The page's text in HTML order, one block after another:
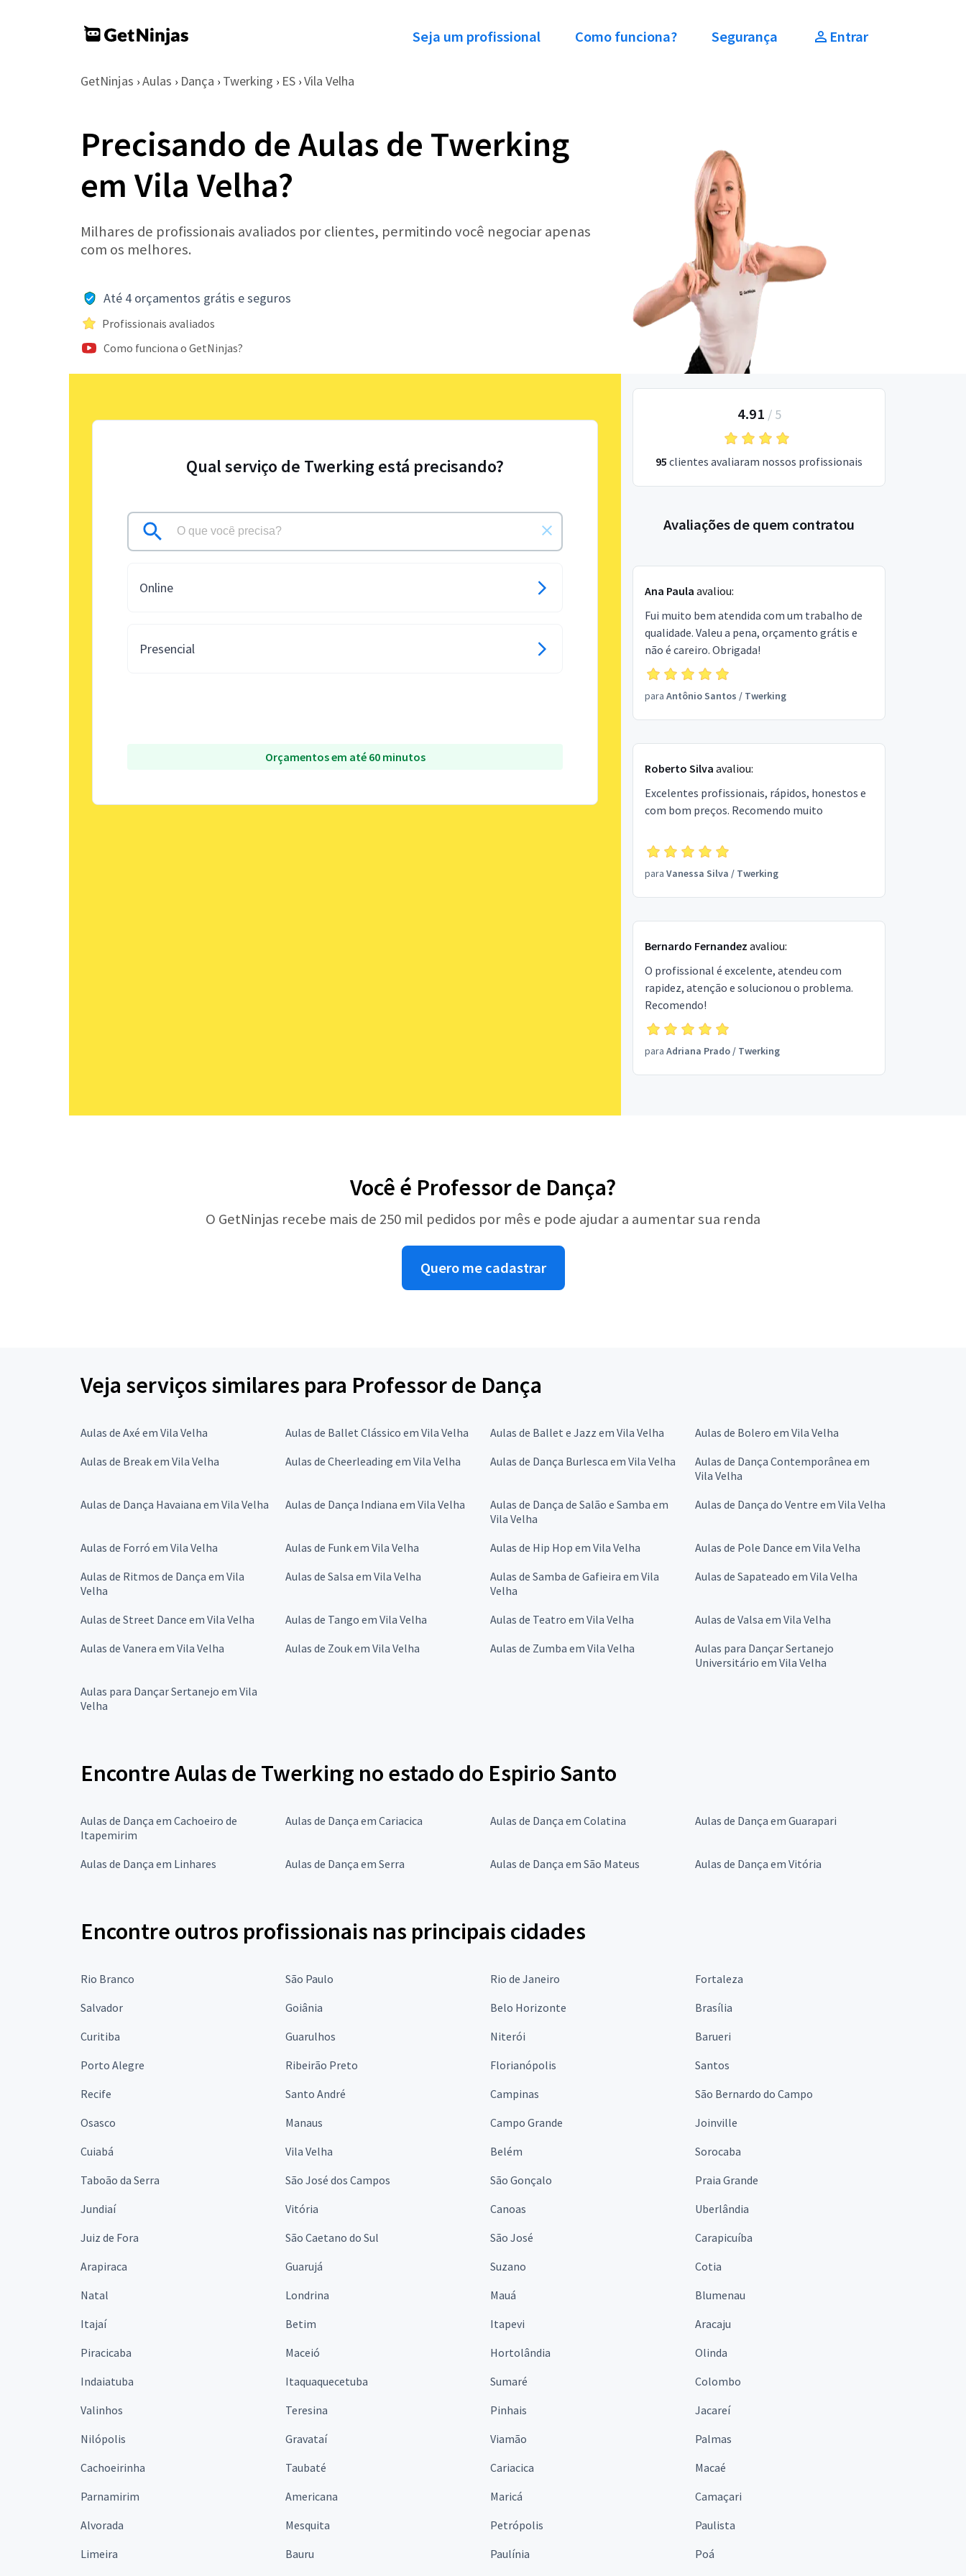
Seja um profissional Como funciona? Segurança Entrar
GetNinjas › Aulas › Dança › Twerking › ES › Vila Velha
Precisando de Aulas de Twerking
em Vila Velha?
Milhares de profissionais avaliados por clientes, permitindo você negociar apenas
com os melhores.
Até 4 orçamentos grátis e seguros
Profissionais avaliados
Como funciona o GetNinjas?
Qual serviço de Twerking está precisando?
Online
Presencial
Orçamentos em até 60 minutos
4.91 / 5
95 clientes avaliaram nossos profissionais
Avaliações de quem contratou
Ana Paula avaliou:
Fui muito bem atendida com um trabalho de
qualidade. Valeu a pena, orçamento grátis e
não é careiro. Obrigada!
para Antônio Santos / Twerking
Roberto Silva avaliou:
Excelentes profissionais, rápidos, honestos e
com bom preços. Recomendo muito
para Vanessa Silva / Twerking
Bernardo Fernandez avaliou:
O profissional é excelente, atendeu com
rapidez, atenção e solucionou o problema.
Recomendo!
para Adriana Prado/ Twerking
Você é Professor de Dança?
O GetNinjas recebe mais de 250 mil pedidos por mês e pode ajudar a aumentar sua renda
Quero me cadastrar
Veja serviços similares para Professor de Dança
Aulas de Axé em Vila Velha Aulas de Ballet Clássico em Vila Velha Aulas de Ballet e Jazz em Vila Velha
Aulas de Bolero em Vila Velha
Aulas de Break em Vila Velha
Aulas de Cheerleading em Vila Velha Aulas de Dança Burlesca em Vila Velha
Aulas de Dança Contemporânea em
Vila Velha
Aulas de Dança Havaiana em Vila Velha
Aulas de Dança Indiana em Vila Velha
Aulas de Dança de Salão e Samba em
Vila Velha
Aulas de Dança do Ventre em Vila Velha
Aulas de Forró em Vila Velha Aulas de Funk em Vila Velha Aulas de Hip Hop em Vila Velha
Aulas de Pole Dance em Vila Velha
Aulas de Ritmos de Dança em Vila
Velha
Aulas de Salsa em Vila Velha
Aulas de Samba de Gafieira em Vila
Velha
Aulas de Sapateado em Vila Velha
Aulas de Street Dance em Vila Velha Aulas de Tango em Vila Velha Aulas de Teatro em Vila Velha
Aulas de Valsa em Vila Velha
Aulas de Vanera em Vila Velha
Aulas de Zouk em Vila Velha Aulas de Zumba em Vila Velha
Aulas para Dançar Sertanejo
Universitário em Vila Velha
Aulas para Dançar Sertanejo em Vila
Velha
Encontre Aulas de Twerking no estado do Espirio Santo
Aulas de Dança em Cachoeiro de
Itapemirim
Aulas de Dança em Cariacica Aulas de Dança em Colatina Aulas de Dança em Guarapari
Aulas de Dança em Linhares Aulas de Dança em Serra Aulas de Dança em São Mateus Aulas de Dança em Vitória
Encontre outros profissionais nas principais cidades
Rio Branco São Paulo Rio de Janeiro
Fortaleza
Salvador
Goiânia Belo Horizonte
Brasília
Curitiba
Guarulhos Niterói
Barueri
Porto Alegre
Ribeirão Preto Florianópolis
Santos
Recife
Santo André Campinas
São Bernardo do Campo
Osasco
Manaus Campo Grande
Joinville
Cuiabá
Vila Velha Belém
Sorocaba
Taboão da Serra
São José dos Campos São Gonçalo
Praia Grande
Jundiaí
Vitória Canoas
Uberlândia
Juiz de Fora
São Caetano do Sul São José
Carapicuíba
Arapiraca
Guarujá Suzano
Cotia
Natal
Londrina Mauá
Blumenau
Itajaí
Betim Itapevi
Aracaju
Piracicaba
Maceió Hortolândia
Olinda
Indaiatuba
Itaquaquecetuba Sumaré
Colombo
Valinhos
Teresina Pinhais
Jacareí
Nilópolis
Gravataí Viamão
Palmas
Cachoeirinha
Taubaté Cariacica
Macaé
Parnamirim
Americana Maricá
Camaçari
Alvorada
Mesquita Petrópolis
Paulista
Limeira
Bauru Paulínia
Poá